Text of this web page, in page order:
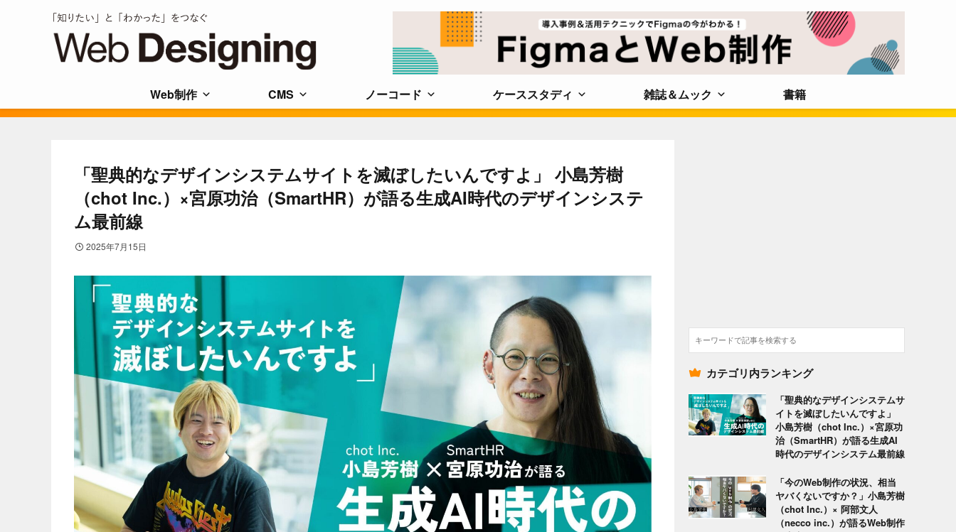
Web制作 CMS ノーコード ケーススタディ 雑誌＆ムック 書籍
「聖典的なデザインシステムサイトを滅ぼしたいんですよ」 小島芳樹
（chot Inc.）×宮原功治（SmartHR）が語る生成AI時代のデザインシステ
ム最前線
2025年7月15日
検
索
カテゴリ内ランキング
「聖典的なデザインシステムサ
イトを滅ぼしたいんですよ」
小島芳樹（chot Inc.）×宮原功
治（SmartHR）が語る生成AI
時代のデザインシステム最前線
「今のWeb制作の状況、相当
ヤバくないですか？」小島芳樹
（chot Inc.）× 阿部文人
（necco inc.）が語るWeb制作